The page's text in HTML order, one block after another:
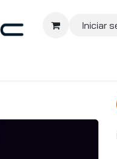
Iniciar